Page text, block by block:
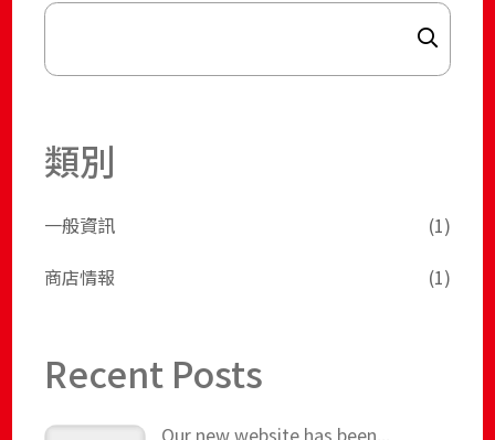
Search
類別
一般資訊
(1)
商店情報
(1)
Recent Posts